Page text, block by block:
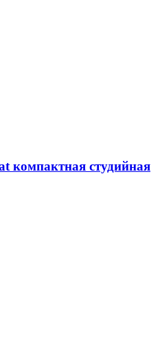
компактная студийная